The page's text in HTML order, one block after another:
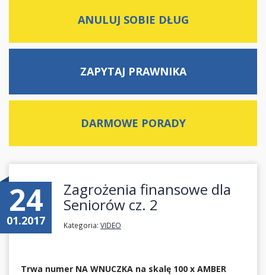
ANULUJ SOBIE DŁUG
ZAPYTAJ PRAWNIKA
DARMOWE PORADY
24
01.2017
Zagrożenia finansowe dla
Seniorów cz. 2
Kategoria: VIDEO
Trwa numer NA WNUCZKA na skalę 100 x AMBER